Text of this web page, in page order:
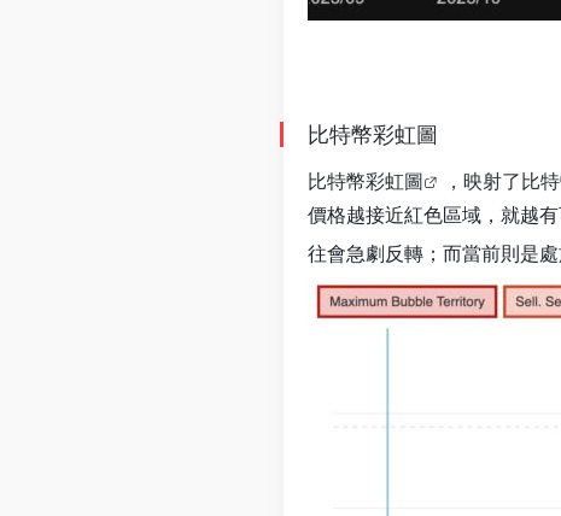
比特幣彩虹圖
比特幣彩虹圖
，映射了比
價格越接近紅色區域，就越
往會急劇反轉；而當前則是